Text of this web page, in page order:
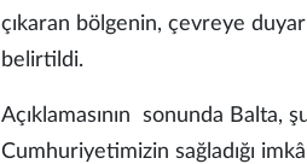
çıkaran bölgenin, çevreye
belirtildi.
Açıklamasının sonunda Balta,
Cumhuriyetimizin sağladığı